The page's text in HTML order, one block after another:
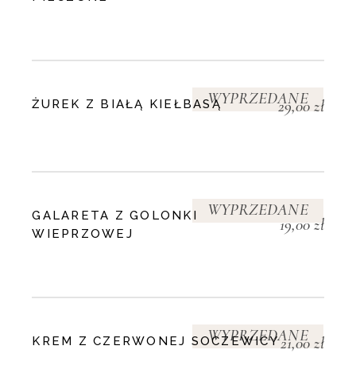
WYPRZEDANE
ŻUREK Z BIAŁĄ KIEŁBASĄ 29,00zł
WYPRZEDANE
GALARETA Z GOLONKI
WIEPRZOWEJ
19,00zł
WYPRZEDANE
KREM Z CZERWONEJ SOCZEWICY21,00zł